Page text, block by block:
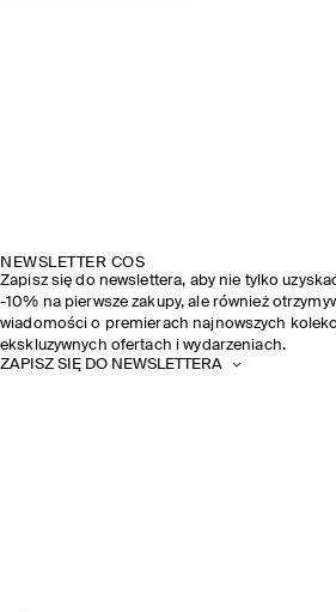
NEWSLETTER COS
Zapisz się do newslettera, aby nie tylko
-10% na pierwsze zakupy, ale również
wiadomości o premierach najnowszych
ekskluzywnych ofertach i wydarzeniach.
ZAPISZ SIĘ DO NEWSLETTERA